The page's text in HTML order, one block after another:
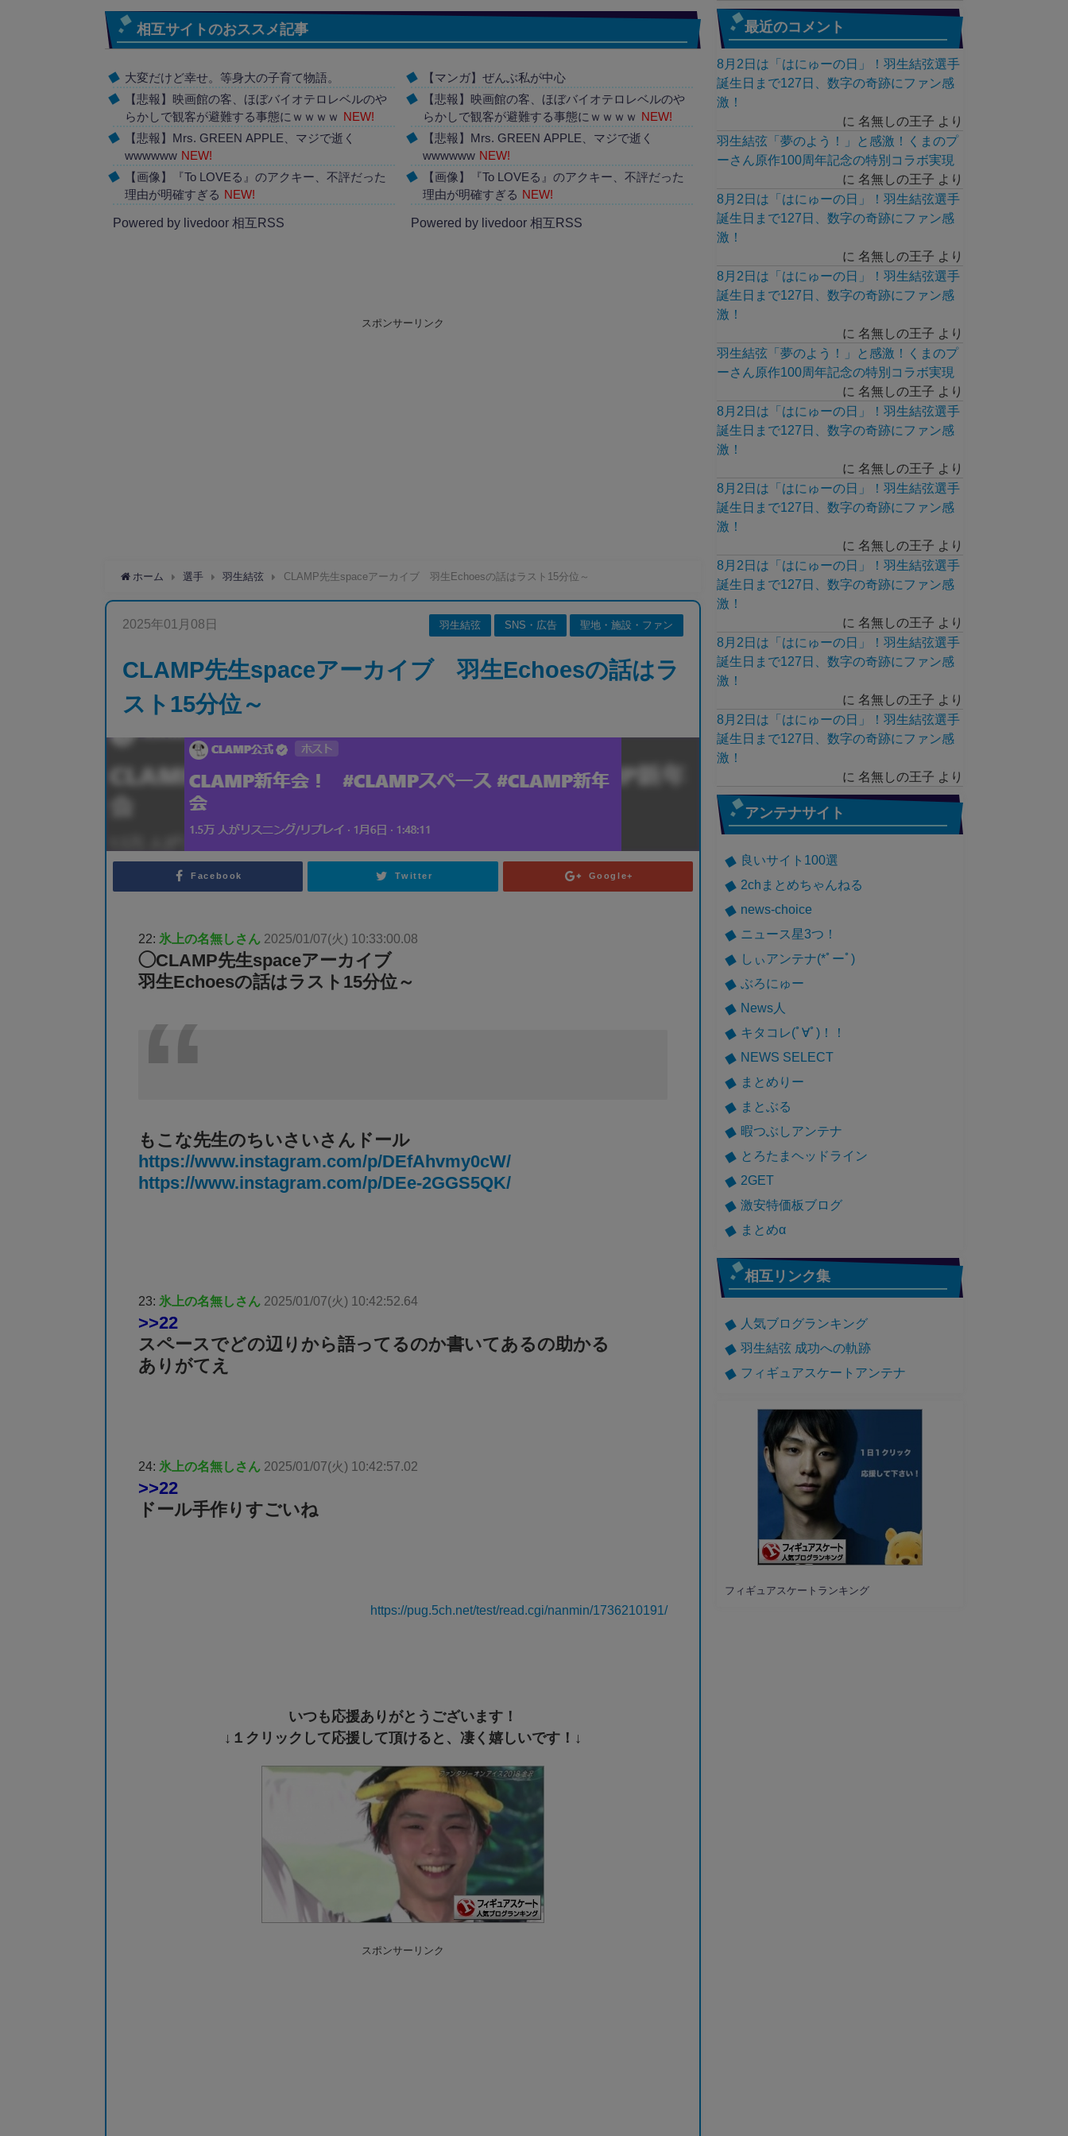
相互サイトのおススメ記事
大変だけど幸せ。等身大の子育て物語。
【悲報】映画館の客、ほぼバイオテロレベルのや
らかしで観客が避難する事態にｗｗｗｗ
NEW!
【悲報】Mrs. GREEN APPLE、マジで逝く
wwwwww NEW!
【画像】『To LOVEる』のアクキー、不評だった
理由が明確すぎる NEW!
Powered by livedoor 相互RSS
【マンガ】ぜんぶ私が中心
【悲報】映画館の客、ほぼバイオテロレベルのや
らかしで観客が避難する事態にｗｗｗｗ
NEW!
【悲報】Mrs. GREEN APPLE、マジで逝く
wwwwww NEW!
【画像】『To LOVEる』のアクキー、不評だった
理由が明確すぎる NEW!
Powered by livedoor 相互RSS
スポンサーリンク
ホーム 選手 羽生結弦 CLAMP先生spaceアーカイブ 羽生Echoesの話はラスト15分位～
2025年01月08日 羽生結弦 SNS・広告 聖地・施設・ファン
CLAMP先生spaceアーカイブ 羽生Echoesの話はラ
スト15分位～
Facebook Twitter Google+
22: 氷上の名無しさん 2025/01/07(火) 10:33:00.08
◯CLAMP先生spaceアーカイブ
羽生Echoesの話はラスト15分位～
もこな先生のちいさいさんドール
https://www.instagram.com/p/DEfAhvmy0cW/
https://www.instagram.com/p/DEe-2GGS5QK/
23: 氷上の名無しさん 2025/01/07(火) 10:42:52.64
>>22
スペースでどの辺りから語ってるのか書いてあるの助かる
ありがてえ
24: 氷上の名無しさん 2025/01/07(火) 10:42:57.02
>>22
ドール手作りすごいね
https://pug.5ch.net/test/read.cgi/nanmin/1736210191/
いつも応援ありがとうございます！
↓１クリックして応援して頂けると、凄く嬉しいです！↓
スポンサーリンク
最近のコメント
8月2日は「はにゅーの日」！羽生結弦選手
誕生日まで127日、数字の奇跡にファン感
激！
に 名無しの王子 より
羽生結弦「夢のよう！」と感激！くまのプ
ーさん原作100周年記念の特別コラボ実現
に 名無しの王子 より
8月2日は「はにゅーの日」！羽生結弦選手
誕生日まで127日、数字の奇跡にファン感
激！
に 名無しの王子 より
8月2日は「はにゅーの日」！羽生結弦選手
誕生日まで127日、数字の奇跡にファン感
激！
に 名無しの王子 より
羽生結弦「夢のよう！」と感激！くまのプ
ーさん原作100周年記念の特別コラボ実現
に 名無しの王子 より
8月2日は「はにゅーの日」！羽生結弦選手
誕生日まで127日、数字の奇跡にファン感
激！
に 名無しの王子 より
8月2日は「はにゅーの日」！羽生結弦選手
誕生日まで127日、数字の奇跡にファン感
激！
に 名無しの王子 より
8月2日は「はにゅーの日」！羽生結弦選手
誕生日まで127日、数字の奇跡にファン感
激！
に 名無しの王子 より
8月2日は「はにゅーの日」！羽生結弦選手
誕生日まで127日、数字の奇跡にファン感
激！
に 名無しの王子 より
8月2日は「はにゅーの日」！羽生結弦選手
誕生日まで127日、数字の奇跡にファン感
激！
に 名無しの王子 より
アンテナサイト
良いサイト100選
2chまとめちゃんねる
news-choice
ニュース星3つ！
しぃアンテナ(*ﾟーﾟ)
ぶろにゅー
News人
キタコレ(ﾟ∀ﾟ)！！
NEWS SELECT
まとめりー
まとぶる
暇つぶしアンテナ
とろたまヘッドライン
2GET
激安特価板ブログ
まとめα
相互リンク集
人気ブログランキング
羽生結弦 成功への軌跡
フィギュアスケートアンテナ
フィギュアスケートランキング